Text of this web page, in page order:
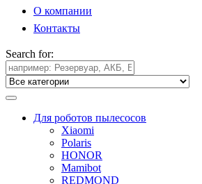
О компании
Контакты
Search for:
Для роботов пылесосов
Xiaomi
Polaris
HONOR
Mamibot
REDMOND